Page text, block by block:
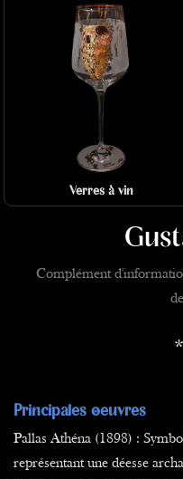
Verres à vin
Complément
Principales oeuvres
Pallas Athéna (1898) :
représentant une déesse